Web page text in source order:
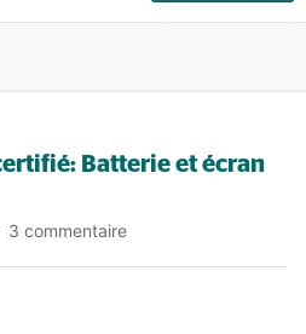
Batterie et écran
3 commentaire